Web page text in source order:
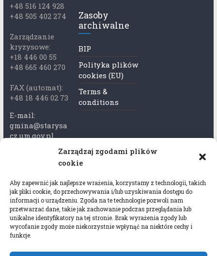
Zarządzaj zgodami plików
cookie
Aby zapewnić jak najlepsze wrażenia, korzystamy z technologii, takich
jak pliki cookie, do przechowywania i/lub uzyskiwania dostępu do
informacji o urządzeniu. Zgoda na te technologie pozwoli nam
przetwarzać dane, takie jak zachowanie podczas przeglądania lub
unikalne identyfikatory na tej stronie. Brak wyrażenia zgody lub
wycofanie zgody może niekorzystnie wpłynąć na niektóre cechy i
funkcje.
+48 516 124 928
+48 505 402 274
Zarządzanie
kryzysowe:
+18 446 00 55
+48 665 460 270
FAX (automat):
+48 18 446 02 73
E-mail:
gmina@starysa
cz.um.gov.pl
Adres skrzynki
rytka
Adres do e-
Doręczeń:
AEL-97528-
78647-USWGJ-
Zasoby
archiwalne
BIP
Polityka plików
cookies (EU)
Terms &
conditions